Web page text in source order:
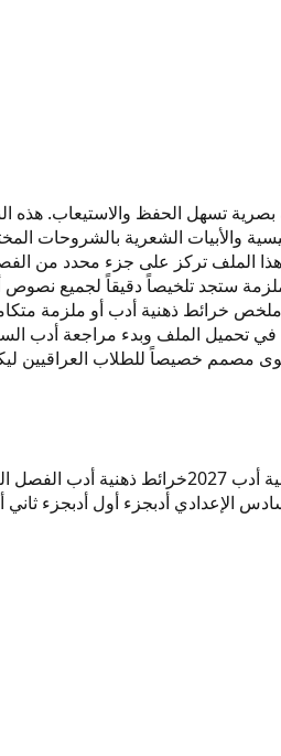
ذهنية في هذا الملف تركز على جزء
تحميل الملف وبدء مراجعة
مصمم خصيصاً للطلاب العراقيين
2027 خرائط ذهنية أدب الفصل
الإعدادي أدبجزء أول أدبجزء ثاني